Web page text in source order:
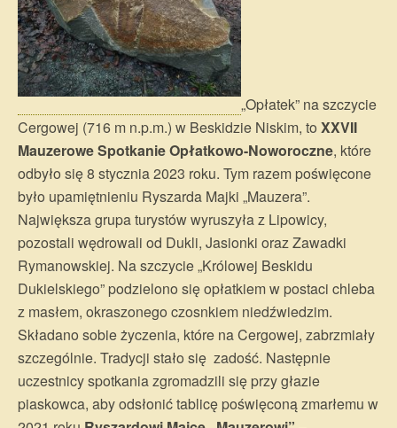
„Opłatek” na szczycie
Cergowej (716 m n.p.m.) w Beskidzie Niskim, to XXVII
Mauzerowe Spotkanie Opłatkowo-Noworoczne, które
odbyło się 8 stycznia 2023 roku. Tym razem poświęcone
było upamiętnieniu Ryszarda Majki „Mauzera”.
Największa grupa turystów wyruszyła z Lipowicy,
pozostali wędrowali od Dukli, Jasionki oraz Zawadki
Rymanowskiej. Na szczycie „Królowej Beskidu
Dukielskiego” podzielono się opłatkiem w postaci chleba
z masłem, okraszonego czosnkiem niedźwiedzim.
Składano sobie życzenia, które na Cergowej, zabrzmiały
szczególnie. Tradycji stało się zadość. Następnie
uczestnicy spotkania zgromadzili się przy głazie
piaskowca, aby odsłonić tablicę poświęconą zmarłemu w